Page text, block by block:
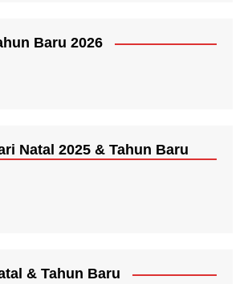
Baru 2026
Natal 2025 & Tahun Baru
& Tahun Baru